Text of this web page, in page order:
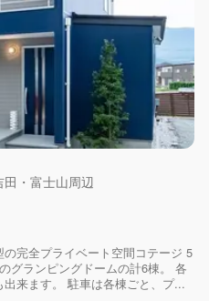
・富士山周辺
完全プライベート空間コテージ 5
グランピングドームの計6棟。 各
来ます。 駐車は各棟ごと、プ...